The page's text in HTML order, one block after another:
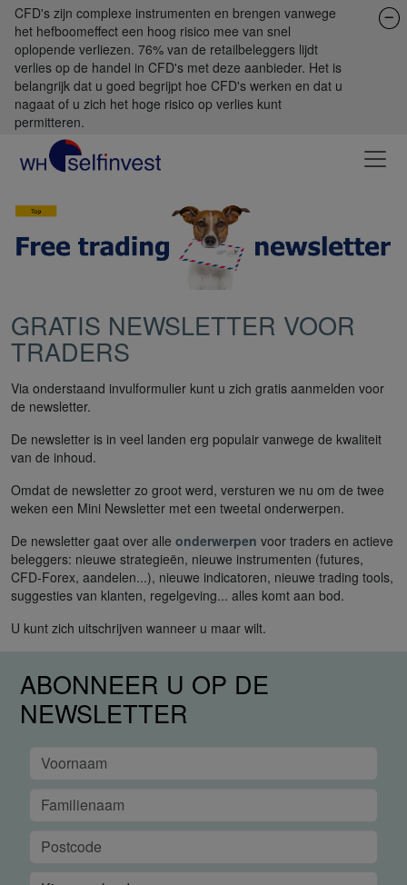
CFD's zijn complexe instrumenten en brengen vanwege
het hefboomeffect een hoog risico mee van snel
oplopende verliezen. 76% van de retailbeleggers lijdt
verlies op de handel in CFD's met deze aanbieder. Het is
belangrijk dat u goed begrijpt hoe CFD's werken en dat u
nagaat of u zich het hoge risico op verlies kunt
permitteren.
GRATIS NEWSLETTER VOOR
TRADERS
Via onderstaand invulformulier kunt u zich gratis aanmelden voor
de newsletter.
De newsletter is in veel landen erg populair vanwege de kwaliteit
van de inhoud.
Omdat de newsletter zo groot werd, versturen we nu om de twee
weken een Mini Newsletter met een tweetal onderwerpen.
De newsletter gaat over alle onderwerpen voor traders en actieve
beleggers: nieuwe strategieën, nieuwe instrumenten (futures,
CFD-Forex, aandelen...), nieuwe indicatoren, nieuwe trading tools,
suggesties van klanten, regelgeving... alles komt aan bod.
U kunt zich uitschrijven wanneer u maar wilt.
ABONNEER U OP DE
NEWSLETTER